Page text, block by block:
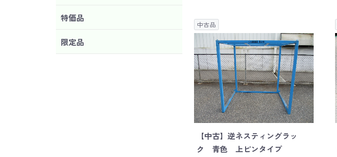
特価品
限定品
中古品
【中古】逆ネスティングラッ
ク 青色 上ピンタイプ